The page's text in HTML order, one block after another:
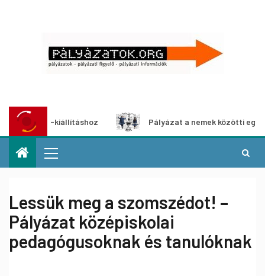
kiállításhoz Pályázat a nemek közötti egyenlőség
Lessük meg a szomszédot! –
Pályázat középiskolai
pedagógusoknak és tanulóknak